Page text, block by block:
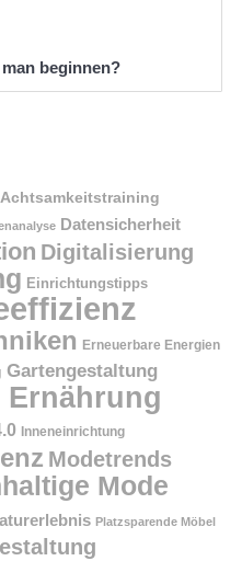
beginnen?
Achtsamkeitstraining
Datensicherheit
Digitalisierung
Einrichtungstipps
Erneuerbare Energien
Gartengestaltung
Ernährung
Inneneinrichtung
Modetrends
Mode
Platzsparende Möbel